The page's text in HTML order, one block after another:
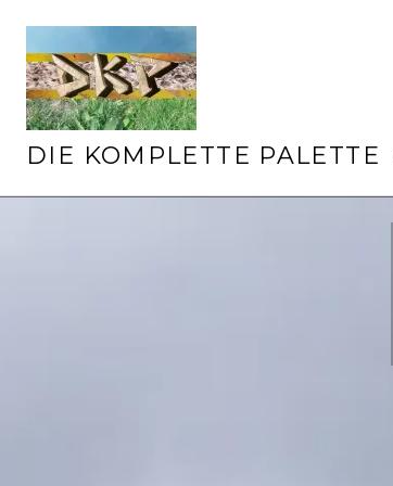
Inhalt
DIE KOMPLETTE PALETTE